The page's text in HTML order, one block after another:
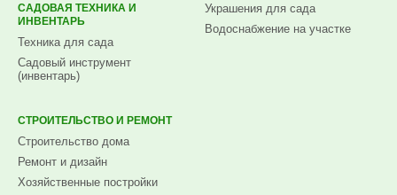
САДОВАЯ ТЕХНИКА И
ИНВЕНТАРЬ
Техника для сада
Садовый инструмент
(инвентарь)
Украшения для сада
Водоснабжение на участке
СТРОИТЕЛЬСТВО И РЕМОНТ
Строительство дома
Ремонт и дизайн
Хозяйственные постройки